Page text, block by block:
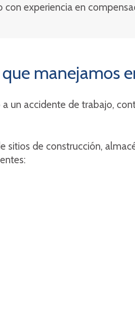
experiencia en
manejamos
un accidente de trabajo,
de construcción,